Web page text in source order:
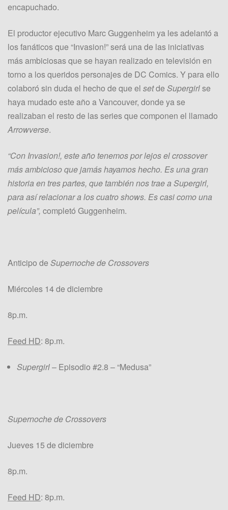
encapuchado.
El productor ejecutivo Marc Guggenheim ya les adelantó a
los fanáticos que “Invasion!” será una de las iniciativas
más ambiciosas que se hayan realizado en televisión en
torno a los queridos personajes de DC Comics. Y para ello
colaboró sin duda el hecho de que el setde Supergirlse
haya mudado este año a Vancouver, donde ya se
realizaban el resto de las series que componen el llamado
Arrowverse.
“Con Invasion!, este año tenemos por lejos el crossover
más ambicioso que jamás hayamos hecho. Es una gran
historia en tres partes, que también nos trae a Supergirl,
para así relacionar a los cuatro shows. Es casi como una
película”, completó Guggenheim.
Anticipo de Supernoche de Crossovers
Miércoles 14 de diciembre
8p.m.
Feed HD: 8p.m.
Supergirl– Episodio #2.8 – “Medusa”
Supernoche de Crossovers
Jueves 15 de diciembre
8p.m.
Feed HD: 8p.m.